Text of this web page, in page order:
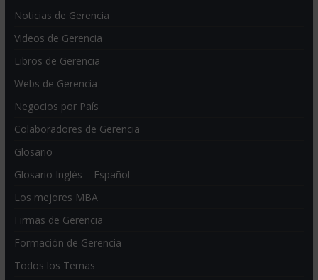
Noticias de Gerencia
Videos de Gerencia
Libros de Gerencia
Webs de Gerencia
Negocios por País
Colaboradores de Gerencia
Glosario
Glosario Inglés – Español
Los mejores MBA
Firmas de Gerencia
Formación de Gerencia
Todos los Temas